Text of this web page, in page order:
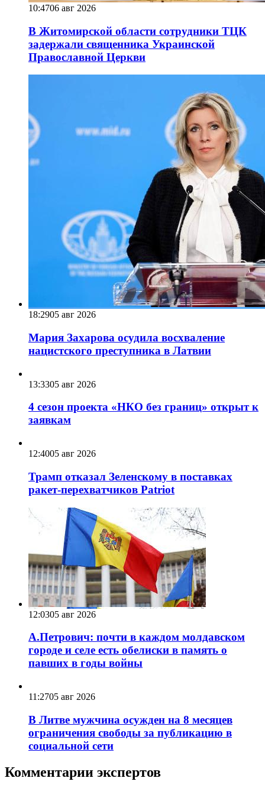
10:4706 авг 2026
В Житомирской области сотрудники ТЦК
задержали священника Украинской
Православной Церкви
18:2905 авг 2026
Мария Захарова осудила восхваление
нацистского преступника в Латвии
13:3305 авг 2026
4 сезон проекта «НКО без границ» открыт к
заявкам
12:4005 авг 2026
Трамп отказал Зеленскому в поставках
ракет-перехватчиков Patriot
12:0305 авг 2026
А.Петрович: почти в каждом молдавском
городе и селе есть обелиски в память о
павших в годы войны
11:2705 авг 2026
В Литве мужчина осужден на 8 месяцев
ограничения свободы за публикацию в
социальной сети
Комментарии экспертов